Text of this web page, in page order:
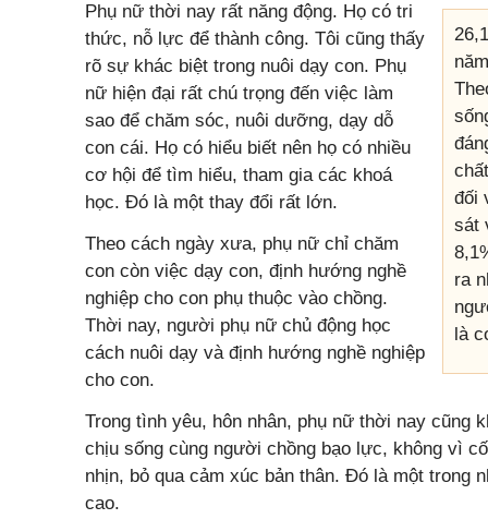
đối
sát
ra
là
Phụ nữ thời nay rất năng động. Họ có tri
thức, nỗ lực để thành công. Tôi cũng thấy
rõ sự khác biệt trong nuôi dạy con. Phụ
nữ hiện đại rất chú trọng đến việc làm
sao để chăm sóc, nuôi dưỡng, dạy dỗ
con cái. Họ có hiểu biết nên họ có nhiều
cơ hội để tìm hiểu, tham gia các khoá
học. Đó là một thay đổi rất lớn.
Theo cách ngày xưa, phụ nữ chỉ chăm
con còn việc dạy con, định hướng nghề
nghiệp cho con phụ thuộc vào chồng.
Thời nay, người phụ nữ chủ động học
cách nuôi dạy và định hướng nghề nghiệp
cho con.
Trong tình yêu, hôn nhân, phụ nữ thời nay cũng
chịu sống cùng người chồng bạo lực, không vì
nhịn, bỏ qua cảm xúc bản thân. Đó là một trong
cao.